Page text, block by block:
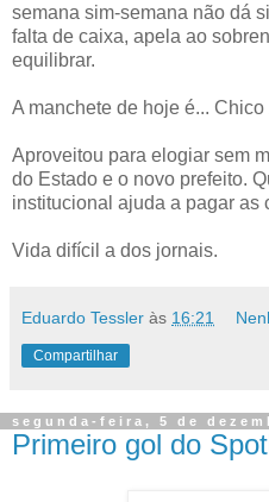
semana sim-semana não dá
falta de caixa, apela ao
equilibrar.
A manchete de hoje é... Chico
Aproveitou para elogiar sem
do Estado e o novo prefeito.
institucional ajuda a pagar as
Vida difícil a dos jornais.
Eduardo Tessler às 16:21
Compartilhar
segunda-feira, 5 de
Primeiro gol do